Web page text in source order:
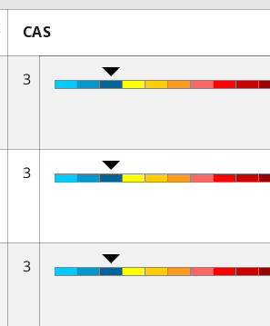
CAS
3
3
3